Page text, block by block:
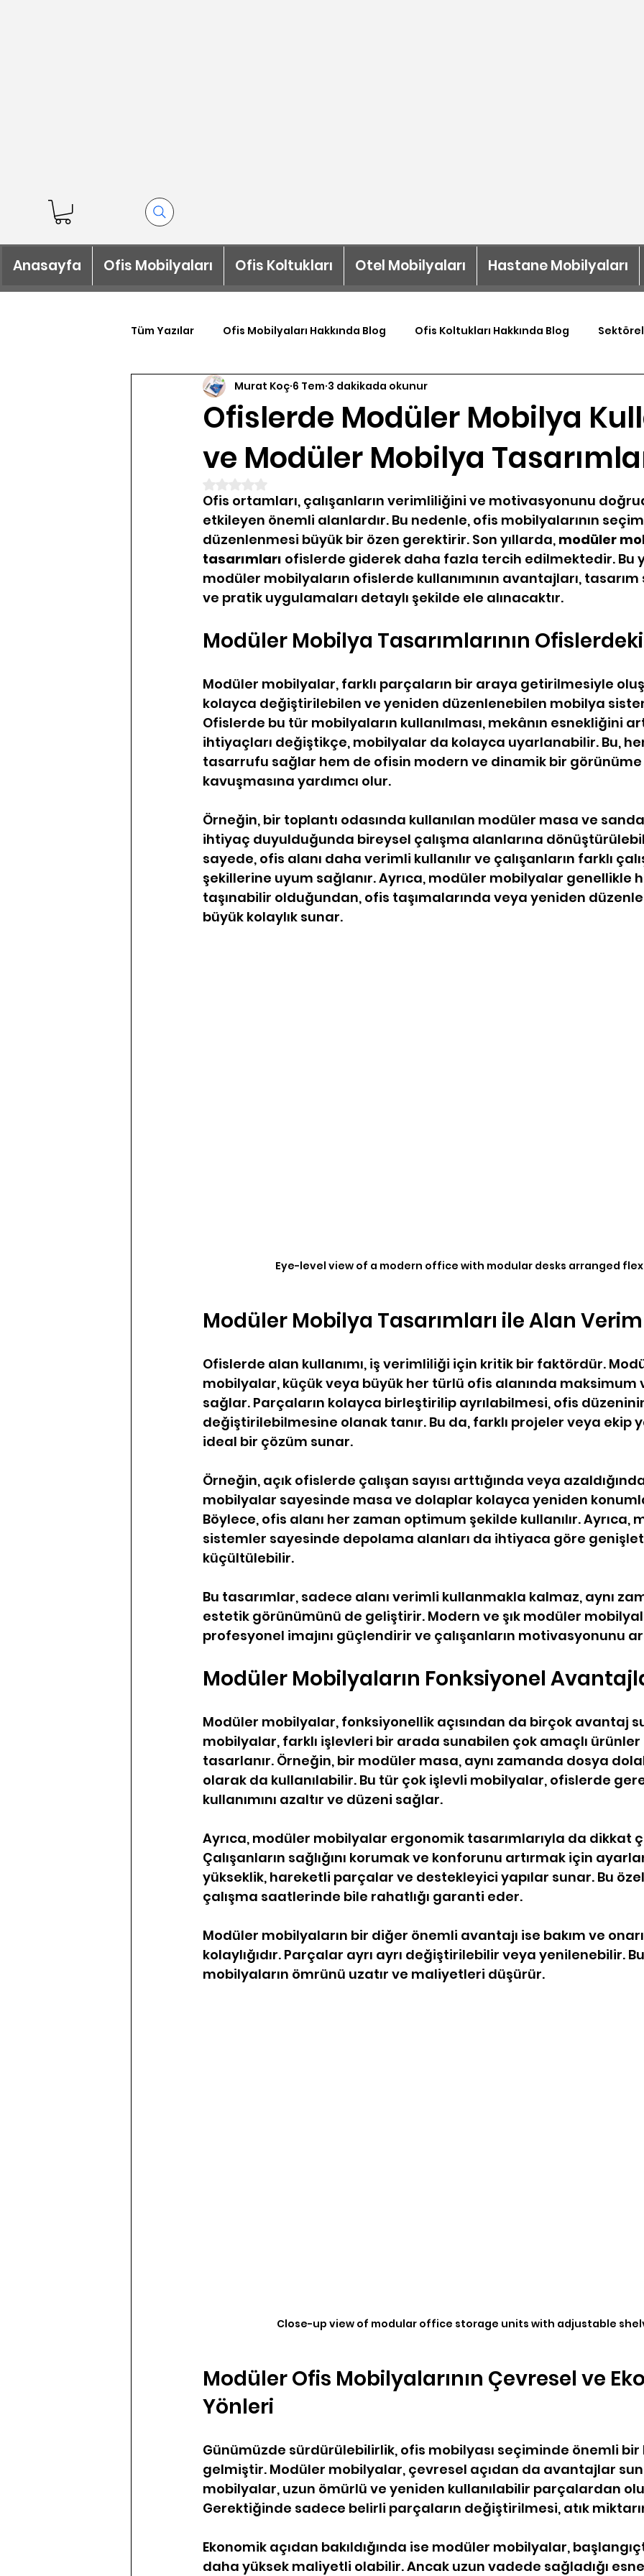
Anasayfa Ofis Mobilyaları Ofis Koltukları Otel Mobilyaları Hastane Mobilyaları
Tüm Yazılar Ofis Mobilyaları Hakkında Blog Ofis Koltukları Hakkında Blog
Ofislerde Modüler Mobilya
ve Modüler Mobilya
Murat Koç 6 Tem 3 dakikada okunur
Ofis ortamları, çalışanların verimliliğini ve motivasyonunu
etkileyen önemli alanlardır. Bu nedenle, ofis mobilyalarının
düzenlenmesi büyük bir özen gerektirir. Son yıllarda, modüler
tasarımları ofislerde giderek daha fazla tercih edilmektedir. Bu
modüler mobilyaların ofislerde kullanımının avantajları,
ve pratik uygulamaları detaylı şekilde ele alınacaktır.
Modüler Mobilya Tasarımlarının
Modüler mobilyalar, farklı parçaların bir araya getirilmesiyle
kolayca değiştirilebilen ve yeniden düzenlenebilen mobilya
Ofislerde bu tür mobilyaların kullanılması, mekânın esnekliğini
ihtiyaçları değiştikçe, mobilyalar da kolayca uyarlanabilir. Bu,
tasarrufu sağlar hem de ofisin modern ve dinamik bir görünüme
kavuşmasına yardımcı olur.
Örneğin, bir toplantı odasında kullanılan modüler masa ve
ihtiyaç duyulduğunda bireysel çalışma alanlarına
sayede, ofis alanı daha verimli kullanılır ve çalışanların farklı
şekillerine uyum sağlanır. Ayrıca, modüler mobilyalar genellikle
taşınabilir olduğundan, ofis taşımalarında veya yeniden
büyük kolaylık sunar.
Eye-level view of a modern office with modular desks arranged
Modüler Mobilya Tasarımları ile Alan
Ofislerde alan kullanımı, iş verimliliği için kritik bir faktördür.
mobilyalar, küçük veya büyük her türlü ofis alanında
sağlar. Parçaların kolayca birleştirilip ayrılabilmesi, ofis
değiştirilebilmesine olanak tanır. Bu da, farklı projeler veya ekip
ideal bir çözüm sunar.
Örneğin, açık ofislerde çalışan sayısı arttığında veya
mobilyalar sayesinde masa ve dolaplar kolayca yeniden
Böylece, ofis alanı her zaman optimum şekilde kullanılır. Ayrıca,
sistemler sayesinde depolama alanları da ihtiyaca göre
küçültülebilir.
Bu tasarımlar, sadece alanı verimli kullanmakla kalmaz, aynı
estetik görünümünü de geliştirir. Modern ve şık modüler
profesyonel imajını güçlendirir ve çalışanların motivasyonunu
Modüler Mobilyaların Fonksiyonel
Modüler mobilyalar, fonksiyonellik açısından da birçok avantaj
mobilyalar, farklı işlevleri bir arada sunabilen çok amaçlı
tasarlanır. Örneğin, bir modüler masa, aynı zamanda dosya
olarak da kullanılabilir. Bu tür çok işlevli mobilyalar, ofislerde
kullanımını azaltır ve düzeni sağlar.
Ayrıca, modüler mobilyalar ergonomik tasarımlarıyla da dikkat
Çalışanların sağlığını korumak ve konforunu artırmak için
yükseklik, hareketli parçalar ve destekleyici yapılar sunar. Bu
çalışma saatlerinde bile rahatlığı garanti eder.
Modüler mobilyaların bir diğer önemli avantajı ise bakım ve
kolaylığıdır. Parçalar ayrı ayrı değiştirilebilir veya yenilenebilir.
mobilyaların ömrünü uzatır ve maliyetleri düşürür.
Close-up view of modular office storage units with adjustable
Modüler Ofis Mobilyalarının Çevresel ve
Yönleri
Günümüzde sürdürülebilirlik, ofis mobilyası seçiminde önemli
gelmiştir. Modüler mobilyalar, çevresel açıdan da avantajlar
mobilyalar, uzun ömürlü ve yeniden kullanılabilir parçalardan
Gerektiğinde sadece belirli parçaların değiştirilmesi, atık
Ekonomik açıdan bakıldığında ise modüler mobilyalar,
daha yüksek maliyetli olabilir. Ancak uzun vadede sağladığı